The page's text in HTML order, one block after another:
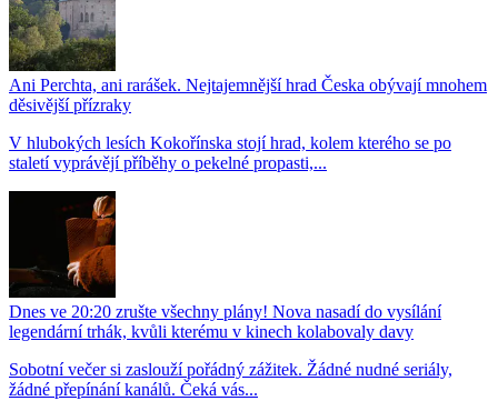
Ani Perchta, ani rarášek. Nejtajemnější hrad Česka obývají mnohem
děsivější přízraky
V hlubokých lesích Kokořínska stojí hrad, kolem kterého se po
staletí vyprávějí příběhy o pekelné propasti,...
Dnes ve 20:20 zrušte všechny plány! Nova nasadí do vysílání
legendární trhák, kvůli kterému v kinech kolabovaly davy
Sobotní večer si zaslouží pořádný zážitek. Žádné nudné seriály,
žádné přepínání kanálů. Čeká vás...